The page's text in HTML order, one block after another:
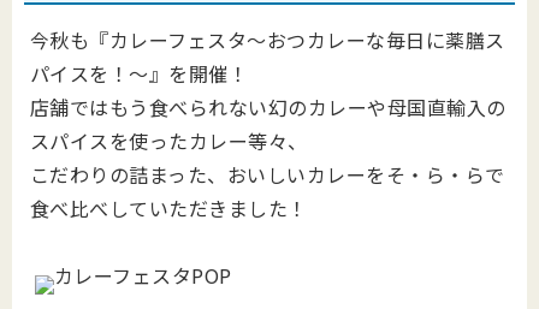
今秋も『カレーフェスタ～おつカレーな毎日に薬膳ス
パイスを！～​​​​​』を開催！
店舗ではもう食べられない幻のカレーや母国直輸入の
スパイスを使ったカレー等々、
こだわりの詰まった、おいしいカレーをそ・ら・らで
食べ比べしていただきました！